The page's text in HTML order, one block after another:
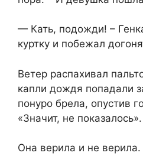
— Кать, подожди! –
куртку и побежал
Ветер распахивал
капли дождя попадали
понуро брела, опустив
«Значит, не показалось».
Она верила и не